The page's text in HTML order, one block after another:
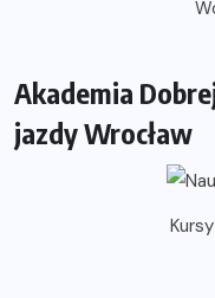
Akademia
jazdy Wrocław